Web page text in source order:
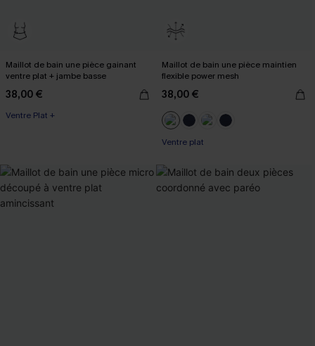
Maillot de bain une pièce gainant
ventre plat + jambe basse
38,00 €
Ventre Plat +
Maillot de bain une pièce maintien
flexible power mesh
38,00 €
Ventre plat